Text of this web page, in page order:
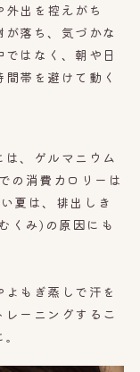
出を控えがち
落ち、気づかな
はなく、朝や日
帯を避けて動く
、ゲルマニウム
の消費カロリーは
夏は、排出しき
くみ)の原因にも
もぎ蒸しで汗を
ーニングするこ